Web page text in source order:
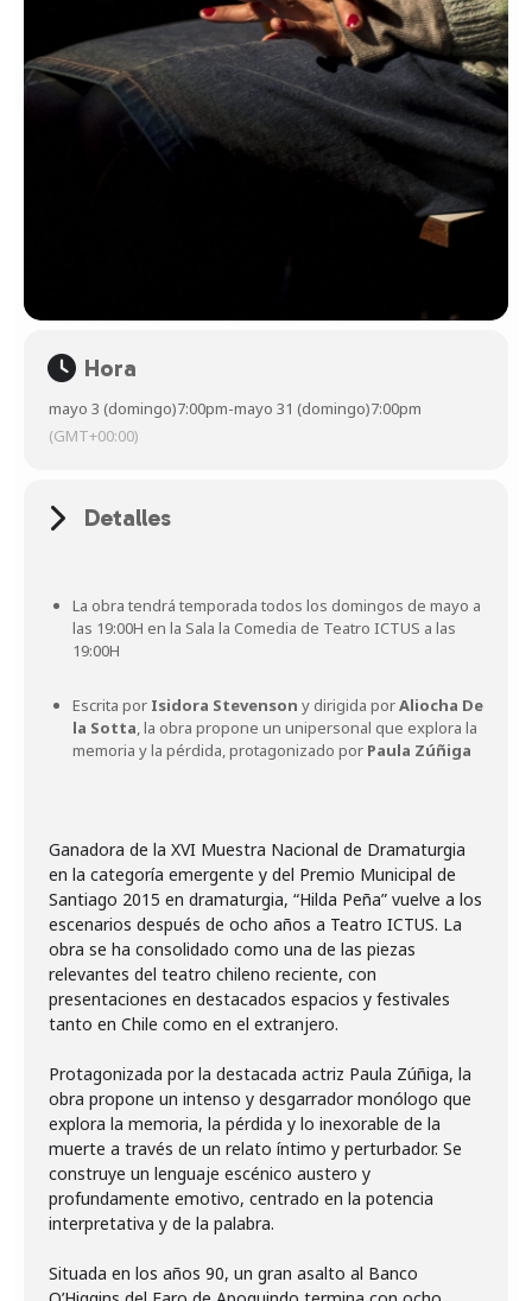
Hora
mayo 3 (domingo)7:00pm-mayo 31 (domingo)7:00pm
(GMT+00:00)
Detalles
La obra tendrá temporada todos los domingos de mayo a
las 19:00H en la Sala la Comedia de Teatro ICTUS a las
19:00H
Escrita por Isidora Stevenson y dirigida porAliocha De
la Sotta, la obra propone un unipersonal que explora la
memoria y la pérdida, protagonizado por Paula Zúñiga
Ganadora de la XVI Muestra Nacional de Dramaturgia
en la categoría emergente y del Premio Municipal de
Santiago 2015 en dramaturgia, “Hilda Peña” vuelve a los
escenarios después de ocho años a Teatro ICTUS. La
obra se ha consolidado como una de las piezas
relevantes del teatro chileno reciente, con
presentaciones en destacados espacios y festivales
tanto en Chile como en el extranjero.
Protagonizada por la destacada actriz Paula Zúñiga, la
obra propone un intenso y desgarrador monólogo que
explora la memoria, la pérdida y lo inexorable de la
muerte a través de un relato íntimo y perturbador. Se
construye un lenguaje escénico austero y
profundamente emotivo, centrado en la potencia
interpretativa y de la palabra.
Situada en los años 90, un gran asalto al Banco